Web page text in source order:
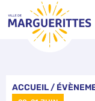
Panneau de gestion
ACCUEIL/